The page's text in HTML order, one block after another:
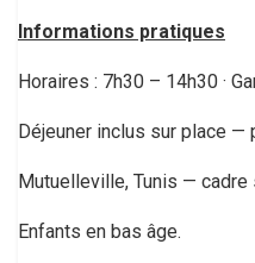
Informations pratiques
Horaires : 7h30 – 14h30 ·
Déjeuner inclus sur place —
Mutuelleville, Tunis — cadre
Enfants en bas âge.